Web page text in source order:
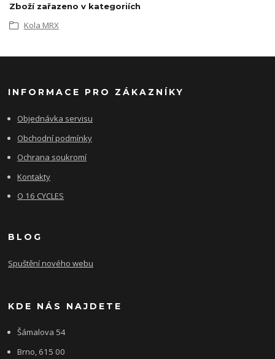
Zboží zařazeno v kategoriích
Kola MRX
INFORMACE PRO ZÁKAZNÍKY
Objednávka servisu
Obchodní podmínky
Ochrana soukromí
Kontakty
O 16 CYCLES
BLOG
Spuštění nového webu
KDE NÁS NAJDETE
Šámalova 54
Brno, 615 00